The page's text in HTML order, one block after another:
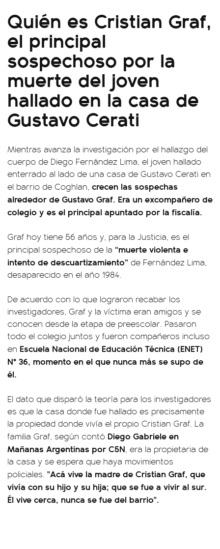
Quién es Cristian Graf,
el principal
sospechoso por la
muerte del joven
hallado en la casa de
Gustavo Cerati
Mientras avanza la investigación por el hallazgo del
cuerpo de Diego Fernández Lima, el joven hallado
enterrado al lado de una casa de Gustavo Cerati en
el barrio de Coghlan, crecen las sospechas
alrededor de Gustavo Graf. Era un excompañero de
colegio y es el principal apuntado por la fiscalía.
Graf hoy tiene 56 años y, para la Justicia, es el
principal sospechoso de la “muerte violenta e
intento de descuartizamiento” de Fernández Lima,
desaparecido en el año 1984.
De acuerdo con lo que lograron recabar los
investigadores, Graf y la víctima eran amigos y se
conocen desde la etapa de preescolar. Pasaron
todo el colegio juntos y fueron compañeros incluso
en Escuela Nacional de Educación Técnica (ENET)
N° 36, momento en el que nunca más se supo de
él.
El dato que disparó la teoría para los investigadores
es que la casa donde fue hallado es precisamente
la propiedad donde vivía el propio Cristian Graf. La
familia Graf, según contó Diego Gabriele en
Mañanas Argentinas por C5N, era la propietaria de
la casa y se espera que haya movimientos
policiales. "Acá vive la madre de Cristian Graf, que
vivía con su hijo y su hija; que se fue a vivir al sur.
Él vive cerca, nunca se fue del barrio".